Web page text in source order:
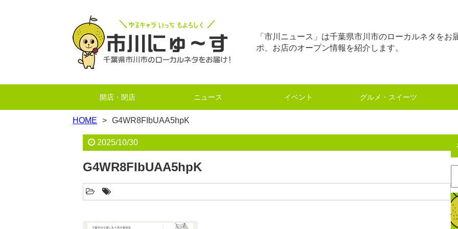
「市川ニュース」は千葉県市川市のローカルネタを
ポ、お店のオープン情報を紹介します。
開店・閉店 ニュース イベント グルメ・スイーツ
HOME G4WR8FIbUAA5hpK
2025/10/30
G4WR8FIbUAA5hpK